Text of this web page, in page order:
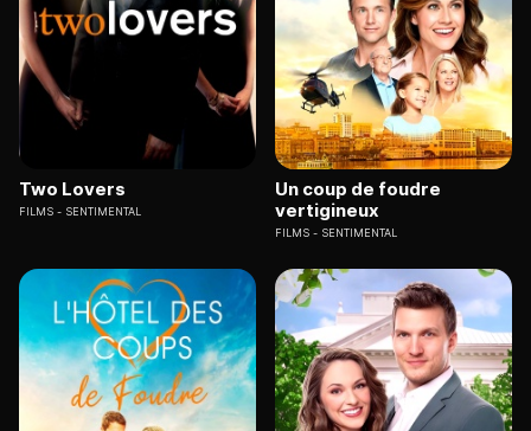
Two Lovers
FILMS SENTIMENTAL
Un coup de foudre
vertigineux
FILMS SENTIMENTAL